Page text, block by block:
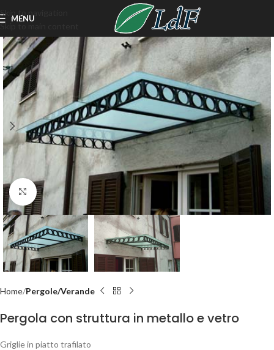
Skip to navigation
Skip to main content
MENU
Click to enlarge
Home Pergole/Verande
Pergola con struttura in metallo e vetro
Griglie in piatto trafilato